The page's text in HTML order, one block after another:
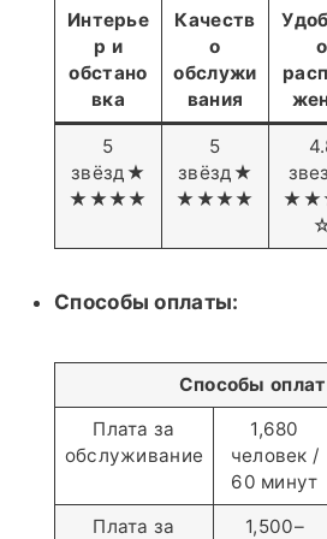
Интерье
р и
обстано
вка
Качеств
о
обслужи
вания
о
5
звёзд★
★★★★
5
звёзд★
★★★★
Способы оплаты:
Способы
Плата за
обслуживание
1,680
человек /
60 минут
Плата за
1,500–